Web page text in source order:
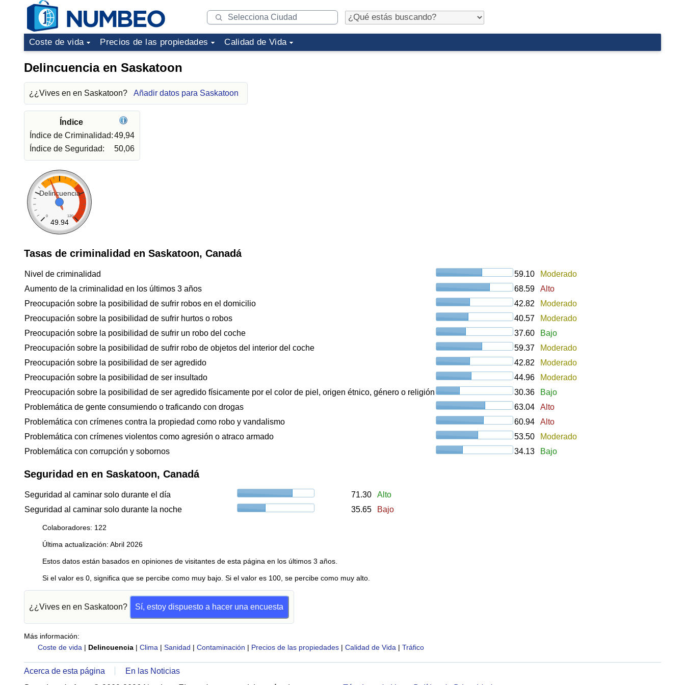
Coste de vida Precios de las propiedades Calidad de Vida
Delincuencia en Saskatoon
¿¿Vives en en Saskatoon? Añadir datos para Saskatoon
Índice
Índice de Criminalidad:49,94
Índice de Seguridad:
50,06
Delincuencia
0 120
49.94
Tasas de criminalidad en Saskatoon, Canadá
Nivel de criminalidad 59.10
Moderado
Aumento de la criminalidad en los últimos 3 años
68.59
Alto
Preocupación sobre la posibilidad de sufrir robos en el domicilio
42.82
Moderado
Preocupación sobre la posibilidad de sufrir hurtos o robos
40.57
Moderado
Preocupación sobre la posibilidad de sufrir un robo del coche
37.60
Bajo
Preocupación sobre la posibilidad de sufrir robo de objetos del interior del coche
59.37
Moderado
Preocupación sobre la posibilidad de ser agredido
42.82
Moderado
Preocupación sobre la posibilidad de ser insultado
44.96
Moderado
Preocupación sobre la posibilidad de ser agredido físicamente por el color de piel, origen étnico, género o religión
30.36
Bajo
Problemática de gente consumiendo o traficando con drogas
63.04
Alto
Problemática con crímenes contra la propiedad como robo y vandalismo
60.94
Alto
Problemática con crímenes violentos como agresión o atraco armado
53.50
Moderado
Problemática con corrupción y sobornos
34.13 Bajo
Seguridad en en Saskatoon, Canadá
Seguridad al caminar solo durante el día 71.30
Alto
Seguridad al caminar solo durante la noche
35.65 Bajo
Colaboradores: 122
Última actualización: Abril 2026
Estos datos están basados en opiniones de visitantes de esta página en los últimos 3 años.
Si el valor es 0, significa que se percibe como muy bajo. Si el valor es 100, se percibe como muy alto.
¿¿Vives en en Saskatoon? Sí, estoy dispuesto a hacer una encuesta
Más información:
Coste de vida | Delincuencia | Clima | Sanidad | Contaminación | Precios de las propiedades | Calidad de Vida | Tráfico
Acerca de esta página
En las Noticias